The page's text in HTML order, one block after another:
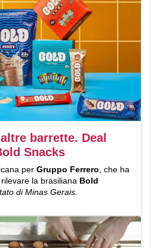
barrette. Deal
Snacks
per Gruppo Ferrero , che ha
la brasiliana Bold
di Minas Gerais.